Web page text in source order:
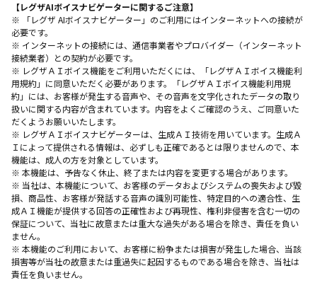
【レグザAIボイスナビゲーターに関するご注意】
※ 「レグザ AIボイスナビゲーター」のご利用にはインターネットへの接続が
必要です。
※ インターネットの接続には、通信事業者やプロバイダー（インターネット
接続業者）との契約が必要です。
※ レグザＡＩボイス機能をご利用いただくには、「レグザＡＩボイス機能利
用規約」に同意いただく必要があります。「レグザＡＩボイス機能利用規
約」には、お客様が発生する音声や、その音声を文字化されたデータの取り
扱いに関する内容が含まれています。内容をよくご確認のうえ、ご同意いた
だくようお願いいたします。
※ レグザＡＩボイスナビゲーターは、生成ＡＩ技術を用いています。生成Ａ
Ｉによって提供される情報は、必ずしも正確であるとは限りませんので、本
機能は、成人の方を対象としています。
※ 本機能は、予告なく休止、終了または内容を変更する場合があります。
※ 当社は、本機能について、お客様のデータおよびシステムの喪失および毀
損、商品性、お客様が発話する音声の識別可能性、特定目的ヘの適合性、生
成ＡＩ機能が提供する回答の正確性および再現性、権利非侵害を含む一切の
保証について、当社に故意または重大な過失がある場合を除き、責任を負い
ません。
※ 本機能のご利用において、お客様に紛争または損害が発生した場合、当該
損害等が当社の故意または重過失に起因するものである場合を除き、当社は
責任を負いません。